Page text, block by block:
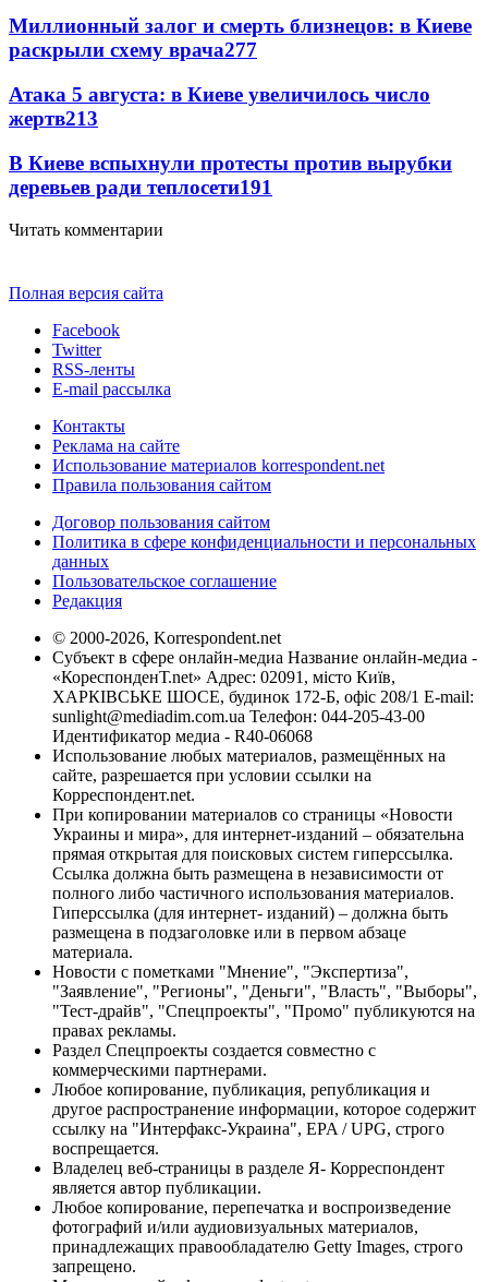
Миллионный залог и смерть близнецов: в Киеве
раскрыли схему врача277
Атака 5 августа: в Киеве увеличилось число
жертв213
В Киеве вспыхнули протесты против вырубки
деревьев ради теплосети191
Читать комментарии
Полная версия сайта
Facebook
Twitter
RSS-ленты
E-mail рассылка
Контакты
Реклама на сайте
Использование материалов korrespondent.net
Правила пользования сайтом
Договор пользования сайтом
Политика в сфере конфиденциальности и персональных
данных
Пользовательское соглашение
Редакция
© 2000-2026, Korrespondent.net
Субъект в сфере онлайн-медиа Название онлайн-медиа -
«КореспонденТ.net» Адрес: 02091, місто Київ,
ХАРКІВСЬКЕ ШОСЕ, будинок 172-Б, офіс 208/1 E-mail:
sunlight@mediadim.com.ua Телефон: 044-205-43-00
Идентификатор медиа - R40-06068
Использование любых материалов, размещённых на
сайте, разрешается при условии ссылки на
Корреспондент.net.
При копировании материалов со страницы «Новости
Украины и мира», для интернет-изданий – обязательна
прямая открытая для поисковых систем гиперссылка.
Ссылка должна быть размещена в независимости от
полного либо частичного использования материалов.
Гиперссылка (для интернет- изданий) – должна быть
размещена в подзаголовке или в первом абзаце
материала.
Новости с пометками "Мнение", "Экспертиза",
"Заявление", "Регионы", "Деньги", "Власть", "Выборы",
"Тест-драйв", "Спецпроекты", "Промо" публикуются на
правах рекламы.
Раздел Спецпроекты создается совместно с
коммерческими партнерами.
Любое копирование, публикация, републикация и
другое распространение информации, которое содержит
ссылку на "Интерфакс-Украина", EPA / UPG, строго
воспрещается.
Владелец веб-страницы в разделе Я- Корреспондент
является автор публикации.
Любое копирование, перепечатка и воспроизведение
фотографий и/или аудиовизуальных материалов,
принадлежащих правообладателю Getty Images, строго
запрещено.